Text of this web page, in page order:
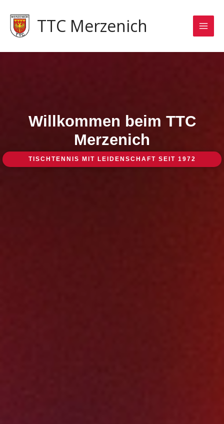
Inhalt
springen
TTC Merzenich
Willkommen beim TTC
Merzenich
TISCHTENNIS MIT LEIDENSCHAFT SEIT 1972